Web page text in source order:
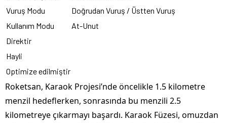
Vuruş Modu
Doğrudan Vuruş / Üstten Vuruş
Kullanım Modu
At-Unut
Direktir
Hayli
Optimize edilmiştir
Roketsan, Karaok Projesi’nde öncelikle 1.5 kilometre
menzil hedeflerken, sonrasında bu menzili 2.5
kilometreye çıkarmayı başardı. Karaok Füzesi, omuzdan